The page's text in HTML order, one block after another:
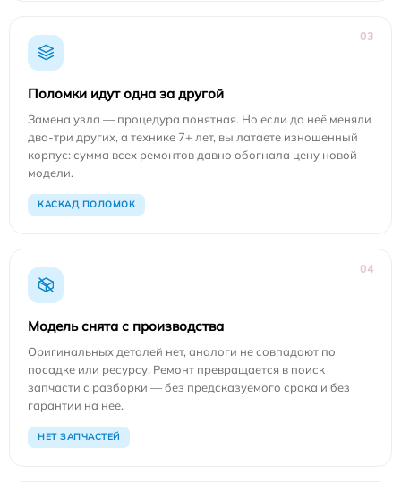
03
Поломки идут одна за другой
Замена узла — процедура понятная. Но если до неё меняли
два-три других, а технике 7+ лет, вы латаете изношенный
корпус: сумма всех ремонтов давно обогнала цену новой
модели.
КАСКАД ПОЛОМОК
04
Модель снята с производства
Оригинальных деталей нет, аналоги не совпадают по
посадке или ресурсу. Ремонт превращается в поиск
запчасти с разборки — без предсказуемого срока и без
гарантии на неё.
НЕТ ЗАПЧАСТЕЙ